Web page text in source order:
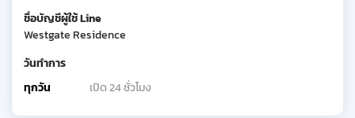
ชื่อบัญชีผู้ใช้ Line
Westgate Residence
วันทำการ
ทุกวัน
เปิด 24 ชั่วโมง